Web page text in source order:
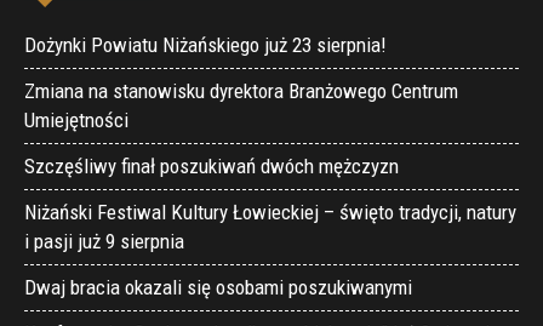
Dożynki Powiatu Niżańskiego już 23 sierpnia!
Zmiana na stanowisku dyrektora Branżowego Centrum
Umiejętności
Szczęśliwy finał poszukiwań dwóch mężczyzn
Niżański Festiwal Kultury Łowieckiej – święto tradycji, natury
i pasji już 9 sierpnia
Dwaj bracia okazali się osobami poszukiwanymi